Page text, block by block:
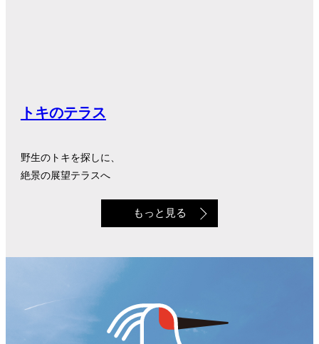
トキのテラス
野生のトキを探しに、
絶景の展望テラスへ
もっと見る